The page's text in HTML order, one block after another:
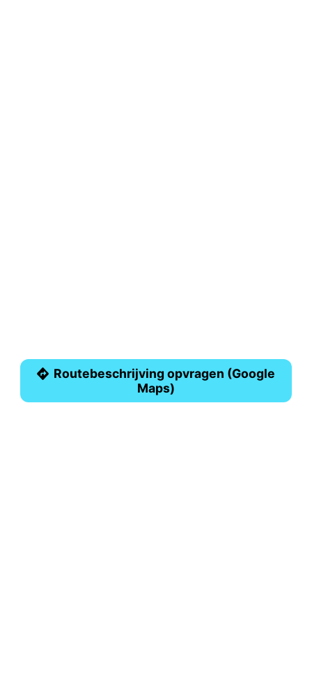
Routebeschrijving opvragen (Google
Maps)